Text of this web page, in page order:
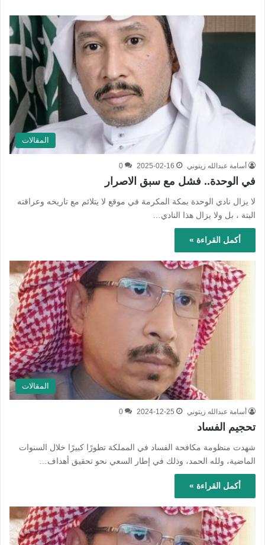
المقالات
أسامة عبدالله زيتوني 2025-02-16
0
في الوحدة.. فشل مع سبق الاصرار
لا يزال نادي الوحدة بمكة المكرمة في موقع لا يتلائم مع تاريخه وعراقته
البتة ، بل ولا يزال هذا النادي…
أكمل القراءة »
المقالات
أسامة عبدالله زيتوني 2024-12-25
0
تحجيم الفساد
شهدت منظومة مكافحة الفساد في المملكة تطورًا كبيرًا خلال السنوات
الماضية، ولله الحمد، وذلك في إطار السعي نحو تحقيق أهداف…
أكمل القراءة »